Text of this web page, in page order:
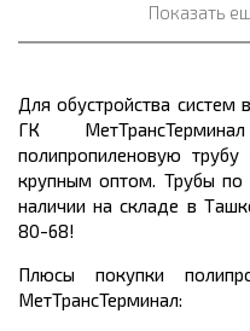
Показать
Для обустройства систем
ГК
полипропиленовую трубу
крупным оптом. Трубы по
наличии на складе в
80-68!
Плюсы покупки
МетТрансТерминал: